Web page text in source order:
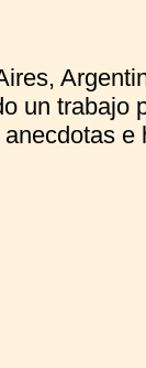
un trabajo